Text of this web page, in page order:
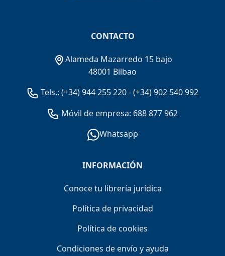
CONTACTO
Alameda Mazarredo 15 bajo
48001 Bilbao
Tels.: (+34) 944 255 220-(+34) 902 540 992
Móvil de empresa: 688 877 962
Whatsapp
INFORMACIÓN
Conoce tu librería jurídica
Política de privacidad
Política de cookies
Condiciones de envío y ayuda